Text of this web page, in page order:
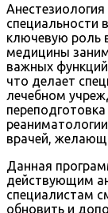
специальности
ключевую роль
медицины
важных функций
что делает
лечебном
врачей,
Данная
действующим
специалистам
обновить и